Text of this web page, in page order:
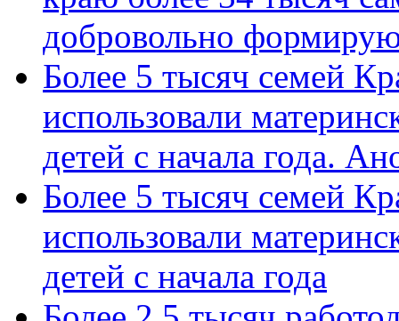
добровольно
Более 5 тысяч семей
использовали
детей с начала года.
Более 5 тысяч семей
использовали
детей с начала года